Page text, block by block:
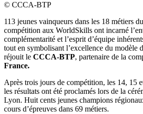
© CCCA-BTP
113 jeunes vainqueurs dans les 18 métiers
compétition aux WorldSkills ont incarné
complémentarité et l’esprit d’équipe
tout en symbolisant l’excellence du modèle
réjouit le CCCA-BTP, partenaire de la
France.
Après trois jours de compétition, les 14, 15
les résultats ont été proclamés lors de la
Lyon. Huit cents jeunes champions
cours d’épreuves dans 69 métiers.